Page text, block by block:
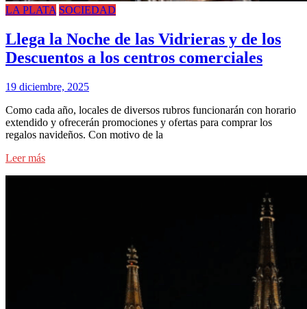
LA PLATA SOCIEDAD
Llega la Noche de las Vidrieras y de los
Descuentos a los centros comerciales
19 diciembre, 2025
Como cada año, locales de diversos rubros funcionarán con horario
extendido y ofrecerán promociones y ofertas para comprar los
regalos navideños. Con motivo de la
Leer más